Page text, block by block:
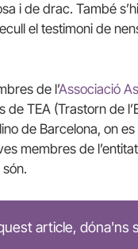
i de drac. També
el testimoni de
de l’Associació
TEA (Trastorn de
de Barcelona, on
membres de
article, dóna'ns